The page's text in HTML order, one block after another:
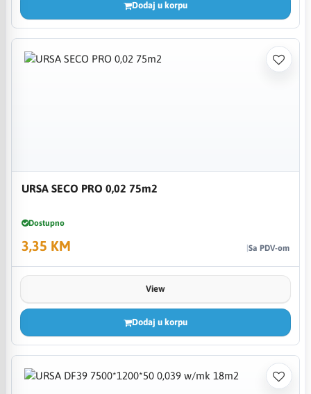
Dodaj u korpu
URSA SECO PRO 0,02 75m2
Dostupno
3,35 KM Sa PDV-om
View
Dodaj u korpu